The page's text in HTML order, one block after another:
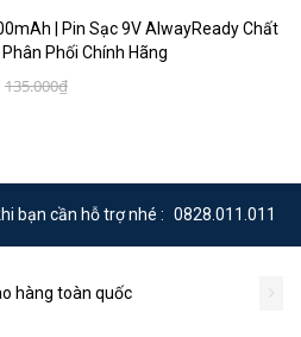
| Pin Sạc 9V AlwayReady Chất
Phối Chính Hãng
135.000₫
bạn cần hỗ trợ nhé : 0828.011.011
hàng toàn quốc